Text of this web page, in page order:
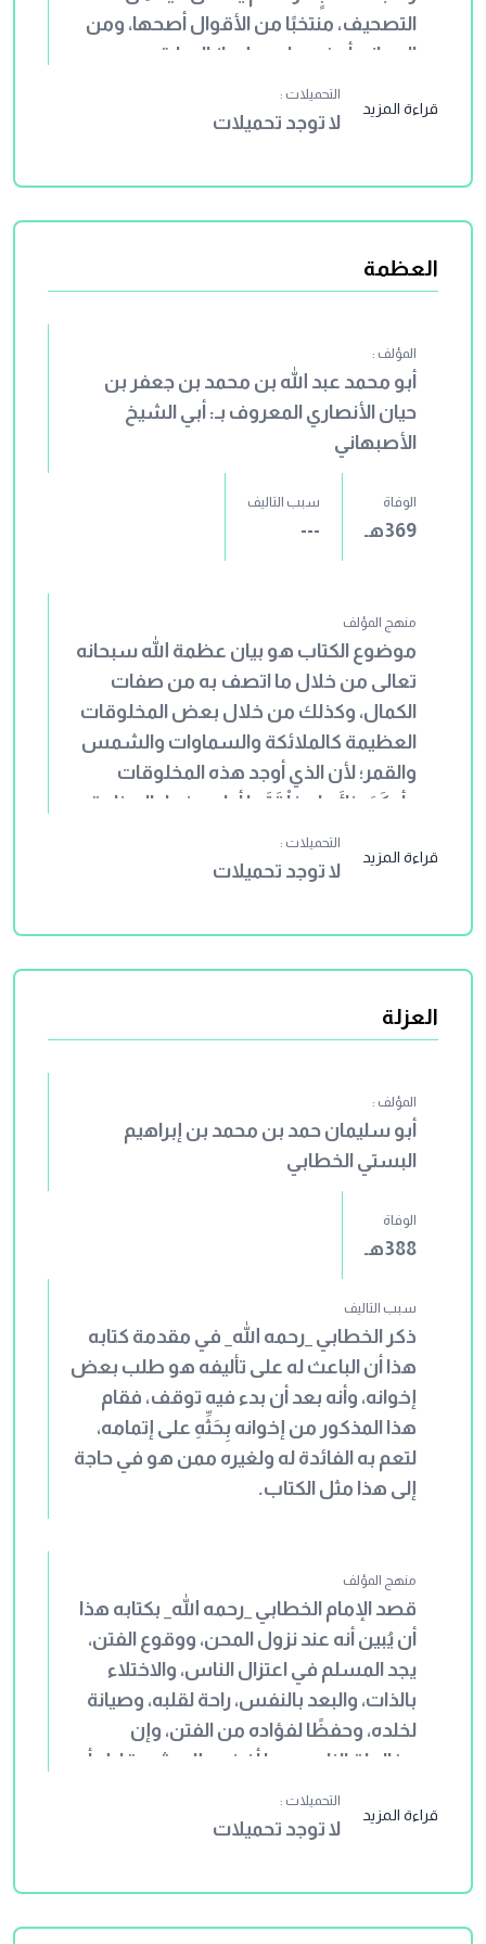
التصحيف، منتخبًا من الأقوال أصحها، ومن
المعاني أوضحها، مع إيجاز العبارة.
قراءة المزيد
التحميلات :
لا توجد تحميلات
العظمة
المؤلف :
أبو محمد عبد الله بن محمد بن جعفر بن
حيان الأنصاري المعروف بـ: أبي الشيخ
الأصبهاني
الوفاة
369هـ
سبب التاليف
---
منهج المؤلف
موضوع الكتاب هو بيان عظمة الله سبحانه
تعالى من خلال ما اتصف به من صفات
الكمال، وكذلك من خلال بعض المخلوقات
العظيمة كالملائكة والسماوات والشمس
والقمر؛ لأن الذي أوجد هذه المخلوقات
وأحكَمَ بِنائَها وخِلْقَتَها أولى منها بالعظمة
والقوة، سبحانه وتعالى. وقد قسّم أبو
الشيخ الأصبهاني _رحمه الله_ الكتاب إلى
الأبواب والمباحث من الأحاديث المرفوعة،
وربما قدم الآثار على الأحاديث. وقد بلغ عدد
والآثار ما يزيد على ألف وثلاثمائة نصًا
مسندًا. ويُؤخذ على المصنِّف _رحمه الله_
إيراده للأحاديث الموضوعة والواهية، وذكره
للإسرائيليات.
قراءة المزيد
التحميلات :
لا توجد تحميلات
العزلة
المؤلف :
أبو سليمان حمد بن محمد بن إبراهيم
البستي الخطابي
الوفاة
388هـ
سبب التاليف
ذكر الخطابي _رحمه الله_ في مقدمة كتابه
هذا أن الباعث له على تأليفه هو طلب بعض
إخوانه، وأنه بعد أن بدء فيه توقف، فقام
هذا المذكور من إخوانه بِحَثِّهِ على إتمامه،
لتعم به الفائدة له ولغيره ممن هو في حاجة
إلى هذا مثل الكتاب.
منهج المؤلف
قصد الإمام الخطابي _رحمه الله_ بكتابه هذا
أن يُبين أنه عند نزول المحن، ووقوع الفتن،
يجد المسلم في اعتزال الناس، والاختلاء
بالذات، والبعد بالنفس، راحة لقلبه، وصيانة
لخلده، وحفظًا لفؤاده من الفتن، وإن
مخالطة الناس ربما أفضت إلى شر، قليل أو
كثير، وربما أدت إلى ما لا تحمد عقباه، فكان
الدواء الناجع؛ هو العزلة. وقد جمع الخطابي
قراءة المزيد
التحميلات :
لا توجد تحميلات